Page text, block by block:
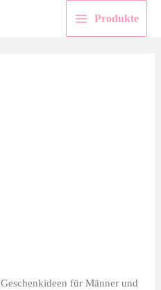
Produkte
Geschenkideen für Männer und